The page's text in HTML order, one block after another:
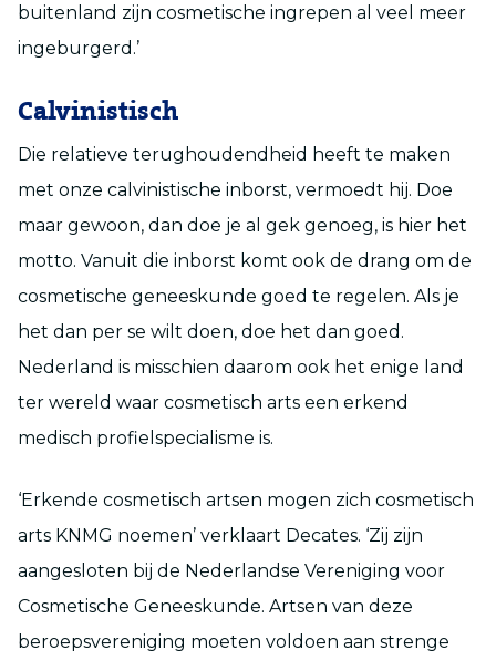
buitenland zijn cosmetische ingrepen al veel meer
ingeburgerd.’
Calvinistisch
Die relatieve terughoudendheid heeft te maken
met onze calvinistische inborst, vermoedt hij. Doe
maar gewoon, dan doe je al gek genoeg, is hier het
motto. Vanuit die inborst komt ook de drang om de
cosmetische geneeskunde goed te regelen. Als je
het dan per se wilt doen, doe het dan goed.
Nederland is misschien daarom ook het enige land
ter wereld waar cosmetisch arts een erkend
medisch profielspecialisme is.
‘Erkende cosmetisch artsen mogen zich cosmetisch
arts KNMG noemen’ verklaart Decates. ‘Zij zijn
aangesloten bij de Nederlandse Vereniging voor
Cosmetische Geneeskunde. Artsen van deze
beroepsvereniging moeten voldoen aan strenge